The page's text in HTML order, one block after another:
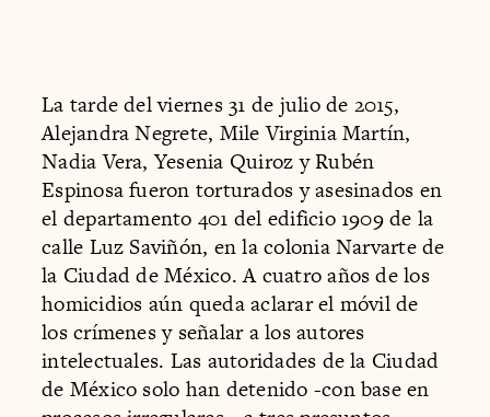
La tarde del viernes 31 de julio de 2015,
Alejandra Negrete, Mile Virginia Martín,
Nadia Vera, Yesenia Quiroz y Rubén
Espinosa fueron torturados y asesinados en
el departamento 401 del edificio 1909 de la
calle Luz Saviñón, en la colonia Narvarte de
la Ciudad de México. A cuatro años de los
homicidios aún queda aclarar el móvil de
los crímenes y señalar a los autores
intelectuales. Las autoridades de la Ciudad
de México solo han detenido -con base en